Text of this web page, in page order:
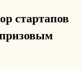
стартапов